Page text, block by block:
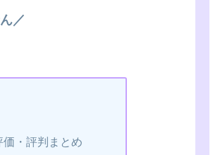
／
価・評判まとめ